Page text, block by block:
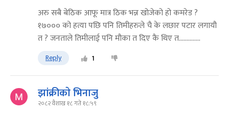
अरु सबै बेठिक आफू मात्र ठिक भन्न खोजेको हो कमरेड ?
१७००० को हत्या पछि पनि तिमीहरुले चै के लछार पटार लगायौ
त ? जनताले तिमीलाई पनि मौका त दिए कै थिए त..............
Reply 1
झांक्रीकाे भिनाजु
२०८२ वैशाख १८ गते १८:५९